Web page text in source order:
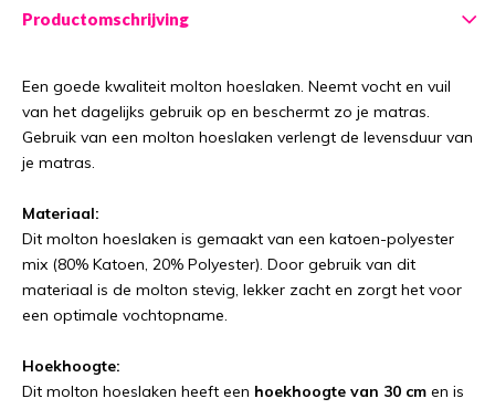
Productomschrijving
Een goede kwaliteit molton hoeslaken. Neemt vocht en vuil
van het dagelijks gebruik op en beschermt zo je matras.
Gebruik van een molton hoeslaken verlengt de levensduur van
je matras.
Materiaal:
Dit molton hoeslaken is gemaakt van een katoen-polyester
mix (80% Katoen, 20% Polyester). Door gebruik van dit
materiaal is de molton stevig, lekker zacht en zorgt het voor
een optimale vochtopname.
Hoekhoogte:
Dit molton hoeslaken heeft een hoekhoogte van 30 cm en is